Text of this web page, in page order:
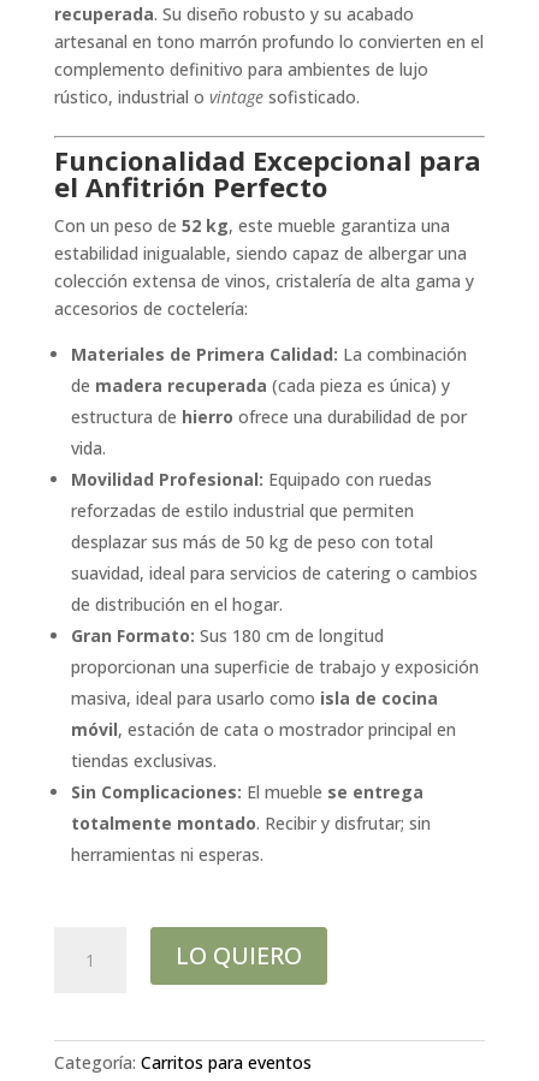
recuperada. Su diseño robusto y su acabado
artesanal en tono marrón profundo lo convierten en el
complemento definitivo para ambientes de lujo
rústico, industrial o vintagesofisticado.
Funcionalidad Excepcional para
el Anfitrión Perfecto
Con un peso de 52 kg, este mueble garantiza una
estabilidad inigualable, siendo capaz de albergar una
colección extensa de vinos, cristalería de alta gama y
accesorios de coctelería:
Materiales de Primera Calidad: La combinación
de madera recuperada (cada pieza es única) y
estructura de hierro ofrece una durabilidad de por
vida.
Movilidad Profesional: Equipado con ruedas
reforzadas de estilo industrial que permiten
desplazar sus más de 50 kg de peso con total
suavidad, ideal para servicios de catering o cambios
de distribución en el hogar.
Gran Formato: Sus 180 cm de longitud
proporcionan una superficie de trabajo y exposición
masiva, ideal para usarlo como isla de cocina
móvil, estación de cata o mostrador principal en
tiendas exclusivas.
Sin Complicaciones: El mueble se entrega
totalmente montado. Recibir y disfrutar; sin
herramientas ni esperas.
expositor
LO QUIERO
Categoría: Carritos para eventos